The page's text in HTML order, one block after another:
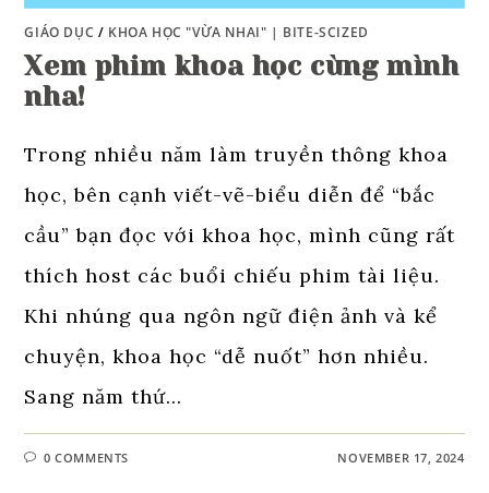
GIÁO DỤC / KHOA HỌC "VỪA NHAI" | BITE-SCIZED
Xem phim khoa học cùng mình
nha!
Trong nhiều năm làm truyền thông khoa
học, bên cạnh viết-vẽ-biểu diễn để “bắc
cầu” bạn đọc với khoa học, mình cũng rất
thích host các buổi chiếu phim tài liệu.
Khi nhúng qua ngôn ngữ điện ảnh và kể
chuyện, khoa học “dễ nuốt” hơn nhiều.
Sang năm thứ…
0 COMMENTS NOVEMBER 17, 2024